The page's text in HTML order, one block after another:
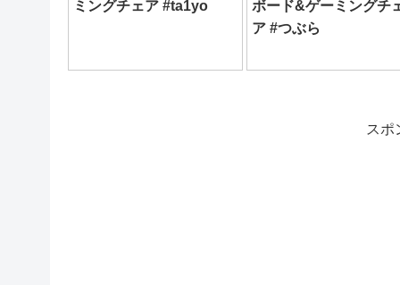
ミングチェア #ta1yo
ボード&ゲーミングチ
ア #つぶら
スポ